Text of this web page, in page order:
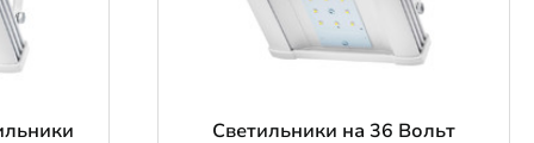
Светильники на 36 Вольт